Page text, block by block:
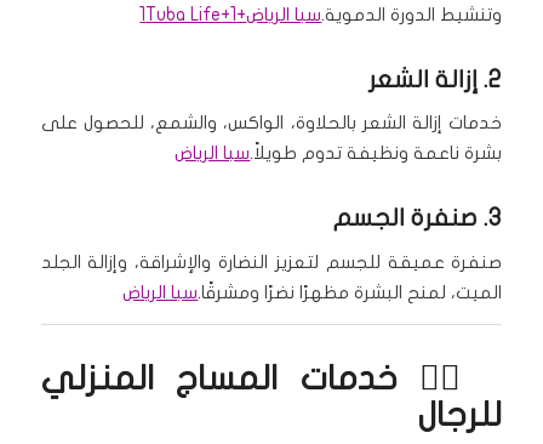
وتنشيط الدورة الدموية.سبا الرياض+1
Tuba Life+1
2. إزالة الشعر
خدمات إزالة الشعر بالحلاوة، الواكس، والشمع، للحصول على
بشرة ناعمة ونظيفة تدوم طويلاً.سبا الرياض
3. صنفرة الجسم
صنفرة عميقة للجسم لتعزيز النضارة والإشراقة، وإزالة الجلد
الميت، لمنح البشرة مظهرًا نضرًا ومشرقًا.سبا الرياض
🧖‍♂️ خدمات
المساج المنزلي
للرجال